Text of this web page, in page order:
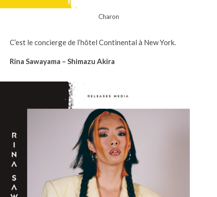
Charon
C’est le concierge de l’hôtel Continental à New York.
Rina Sawayama – Shimazu Akira